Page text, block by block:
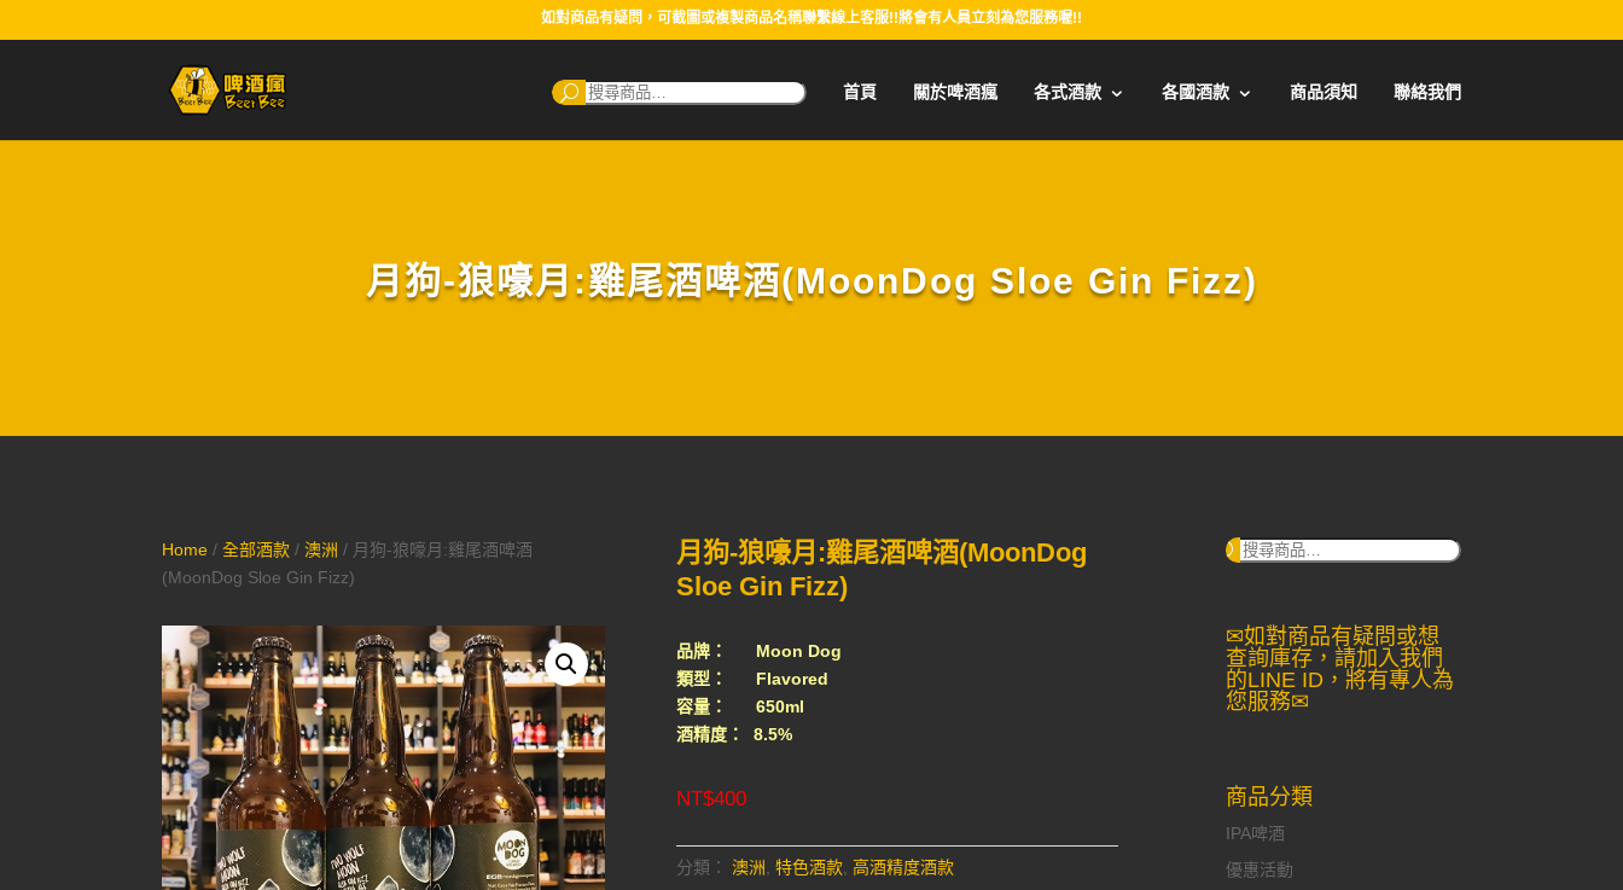
如對商品有疑問，可截圖或複製商品名稱聯繫線上客服!!將會有人員立刻為您服務喔!!
搜
尋：
首頁 關於啤酒瘋 各式酒款 各國酒款 商品須知 聯絡我們
月狗-狼嚎月:雞尾酒啤酒(MoonDog Sloe Gin Fizz)
Home /全部酒款 /澳洲 / 月狗-狼嚎月:雞尾酒啤酒
(MoonDog Sloe Gin Fizz)
月狗-狼嚎月:雞尾酒啤酒(MoonDog
Sloe Gin Fizz)
品牌： Moon Dog
類型： Flavored
容量： 650ml
酒精度： 8.5%
NT$400
分類： 澳洲, 特色酒款, 高酒精度酒款
搜
✉如對商品有疑問或想
查詢庫存，請加入我們
的LINE ID，將有專人為
您服務✉
商品分類
IPA啤酒
優惠活動